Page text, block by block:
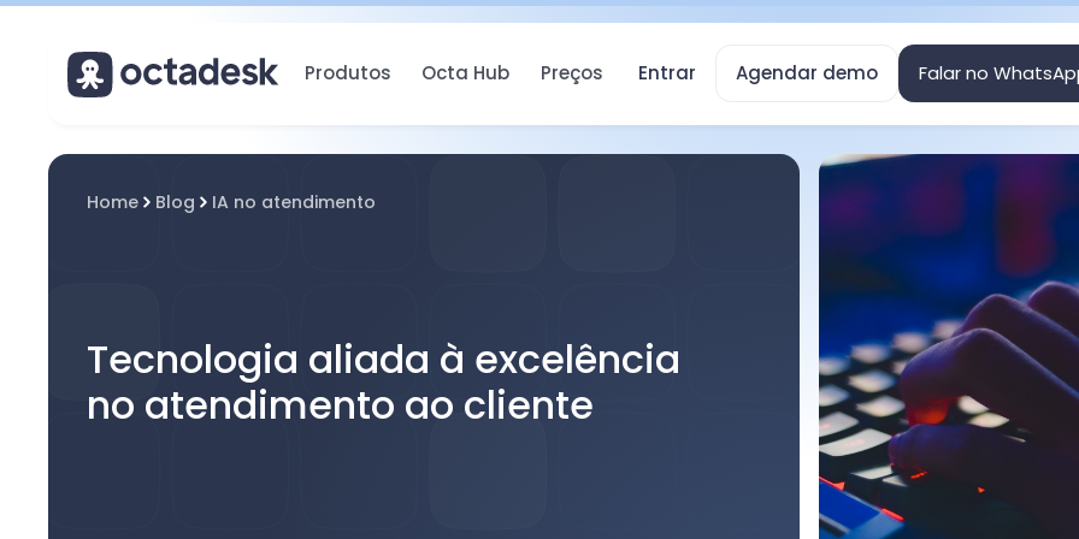
Entrar Agendar demo Falar no
Produtos Octa Hub Preços
Home Blog IA no atendimento
Tecnologia aliada à excelência
no atendimento ao cliente